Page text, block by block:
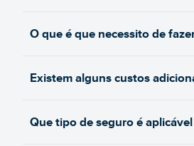
O que é que necessito de
Existem alguns custos
Que tipo de seguro é